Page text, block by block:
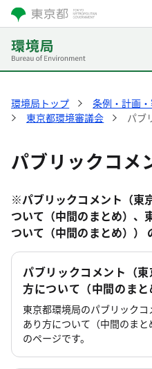
環境局トップ 条例・計画
東京都環境審議会
パブ
パブリックコメ
※パブリックコメント（東
ついて（中間のまとめ）、
ついて（中間のまとめ））
パブリックコメント（
方について（中間のまと
東京都環境局のパブリック
あり方について（中間のまと
のページです。